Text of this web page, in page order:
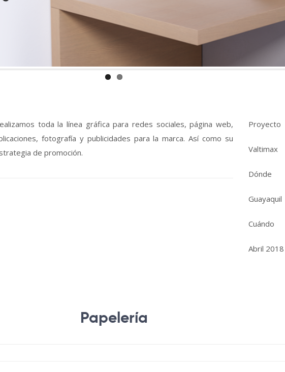
toda la línea gráfica para redes sociales, página web,
fotografía y publicidades para la marca. Así como su
de promoción.
Proyecto
Valtimax
Dónde
Guayaquil
Cuándo
Abril 2018
Papelería